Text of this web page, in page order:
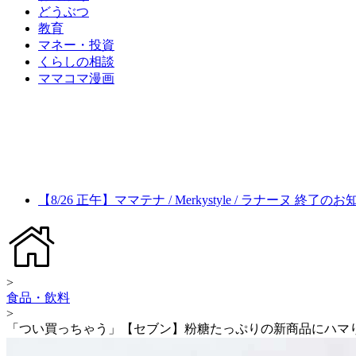
どうぶつ
教育
マネー・投資
くらしの相談
ママコマ漫画
【8/26 正午】ママテナ / Merkystyle / ラナーヌ 終了のお
>
食品・飲料
>
「つい買っちゃう」【セブン】粉糖たっぷりの新商品にハマ